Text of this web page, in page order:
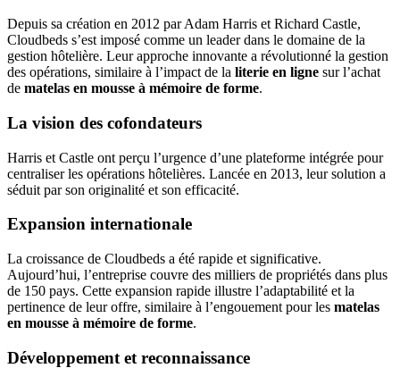
Depuis sa création en 2012 par Adam Harris et Richard Castle,
Cloudbeds s’est imposé comme un leader dans le domaine de la
gestion hôtelière. Leur approche innovante a révolutionné la gestion
des opérations, similaire à l’impact de la literie en ligne sur l’achat
de matelas en mousse à mémoire de forme.
La vision des cofondateurs
Harris et Castle ont perçu l’urgence d’une plateforme intégrée pour
centraliser les opérations hôtelières. Lancée en 2013, leur solution a
séduit par son originalité et son efficacité.
Expansion internationale
La croissance de Cloudbeds a été rapide et significative.
Aujourd’hui, l’entreprise couvre des milliers de propriétés dans plus
de 150 pays. Cette expansion rapide illustre l’adaptabilité et la
pertinence de leur offre, similaire à l’engouement pour les matelas
en mousse à mémoire de forme.
Développement et reconnaissance